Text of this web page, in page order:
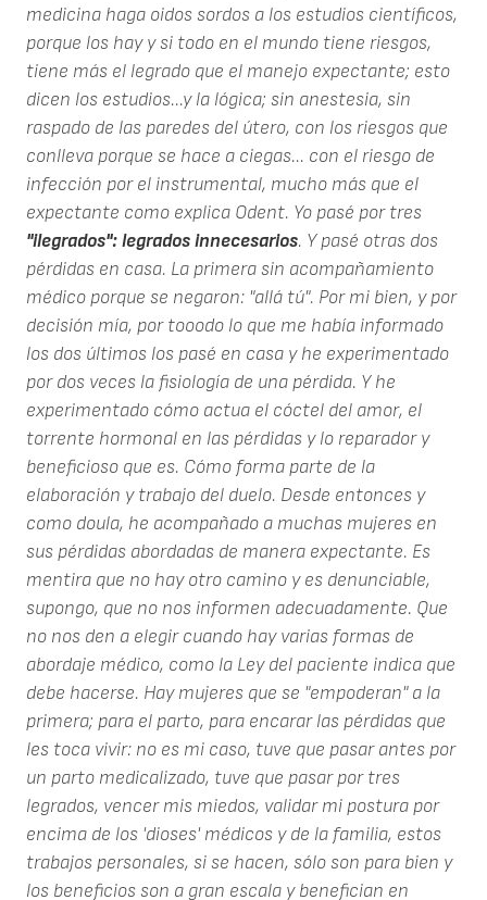
medicina haga oidos sordos a los estudios científicos,
porque los hay y si todo en el mundo tiene riesgos,
tiene más el legrado que el manejo expectante; esto
dicen los estudios...y la lógica; sin anestesia, sin
raspado de las paredes del útero, con los riesgos que
conlleva porque se hace a ciegas... con el riesgo de
infección por el instrumental, mucho más que el
expectante como explica Odent. Yo pasé por tres
"ilegrados": legrados innecesarios. Y pasé otras dos
pérdidas en casa. La primera sin acompañamiento
médico porque se negaron: "allá tú". Por mi bien, y por
decisión mía, por tooodo lo que me había informado
los dos últimos los pasé en casa y he experimentado
por dos veces la fisiología de una pérdida. Y he
experimentado cómo actua el cóctel del amor, el
torrente hormonal en las pérdidas y lo reparador y
beneficioso que es. Cómo forma parte de la
elaboración y trabajo del duelo. Desde entonces y
como doula, he acompañado a muchas mujeres en
sus pérdidas abordadas de manera expectante. Es
mentira que no hay otro camino y es denunciable,
supongo, que no nos informen adecuadamente. Que
no nos den a elegir cuando hay varias formas de
abordaje médico, como la Ley del paciente indica que
debe hacerse. Hay mujeres que se "empoderan" a la
primera; para el parto, para encarar las pérdidas que
les toca vivir: no es mi caso, tuve que pasar antes por
un parto medicalizado, tuve que pasar por tres
legrados, vencer mis miedos, validar mi postura por
encima de los 'dioses' médicos y de la familia, estos
trabajos personales, si se hacen, sólo son para bien y
los beneficios son a gran escala y benefician en